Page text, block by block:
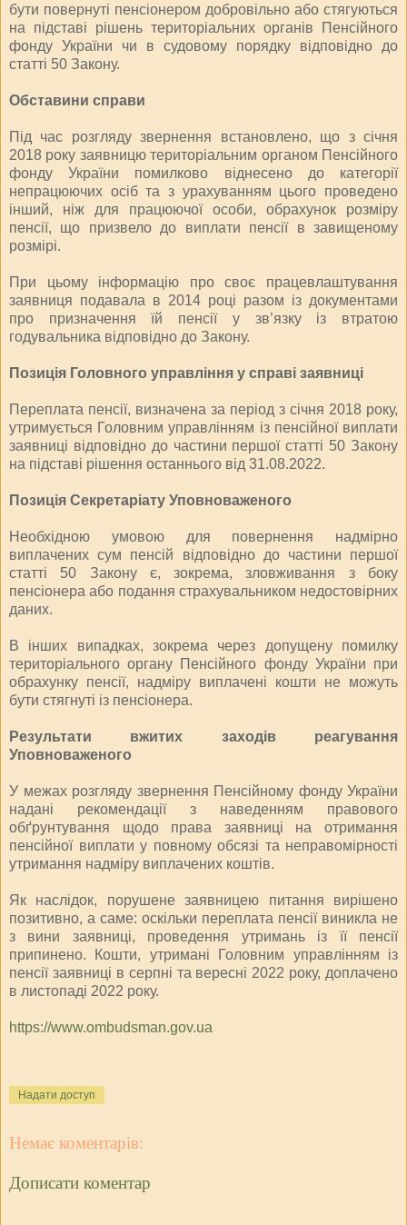
бути повернуті пенсіонером добровільно або стягуються
на підставі рішень територіальних органів Пенсійного
фонду України чи в судовому порядку відповідно до
статті 50 Закону.
Обставини справи
Під час розгляду звернення встановлено, що з січня
2018 року заявницю територіальним органом Пенсійного
фонду України помилково віднесено до категорії
непрацюючих осіб та з урахуванням цього проведено
інший, ніж для працюючої особи, обрахунок розміру
пенсії, що призвело до виплати пенсії в завищеному
розмірі.
При цьому інформацію про своє працевлаштування
заявниця подавала в 2014 році разом із документами
про призначення їй пенсії у зв’язку із втратою
годувальника відповідно до Закону.
Позиція Головного управління у справі заявниці
Переплата пенсії, визначена за період з січня 2018 року,
утримується Головним управлінням із пенсійної виплати
заявниці відповідно до частини першої статті 50 Закону
на підставі рішення останнього від 31.08.2022.
Позиція Секретаріату Уповноваженого
Необхідною умовою для повернення надмірно
виплачених сум пенсій відповідно до частини першої
статті 50 Закону є, зокрема, зловживання з боку
пенсіонера або подання страхувальником недостовірних
даних.
В інших випадках, зокрема через допущену помилку
територіального органу Пенсійного фонду України при
обрахунку пенсії, надміру виплачені кошти не можуть
бути стягнуті із пенсіонера.
Результати вжитих заходів реагування
Уповноваженого
У межах розгляду звернення Пенсійному фонду України
надані рекомендації з наведенням правового
обґрунтування щодо права заявниці на отримання
пенсійної виплати у повному обсязі та неправомірності
утримання надміру виплачених коштів.
Як наслідок, порушене заявницею питання вирішено
позитивно, а саме: оскільки переплата пенсії виникла не
з вини заявниці, проведення утримань із її пенсії
припинено. Кошти, утримані Головним управлінням із
пенсії заявниці в серпні та вересні 2022 року, доплачено
в листопаді 2022 року.
https://www.ombudsman.gov.ua
Надати доступ
Немає коментарів:
Дописати коментар